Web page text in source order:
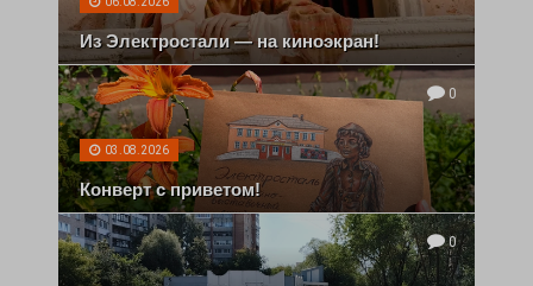
Из Электростали — на киноэкран!
0
03.08.2026
Конверт с приветом!
0